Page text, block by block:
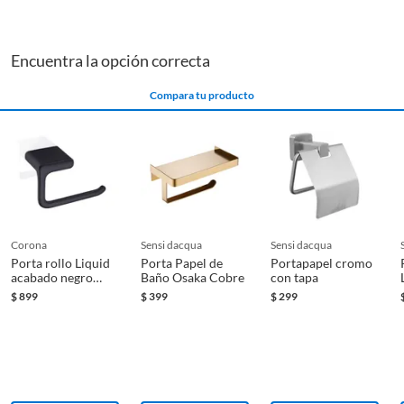
Los accesorios de Corona tienen una capacidad de soporte
de hasta 9 Kg.
Lo que los hace ideales para sostener elementos esenciales
Encuentra la opción correcta
Compara tu producto
corona
Porta rollo Liquid
acabado negro
mate
$899
sensi dacqua
Porta Papel de
Baño Osaka Cobre
$399
sensi dacqua
Portapapel cromo
con tapa
$ 299